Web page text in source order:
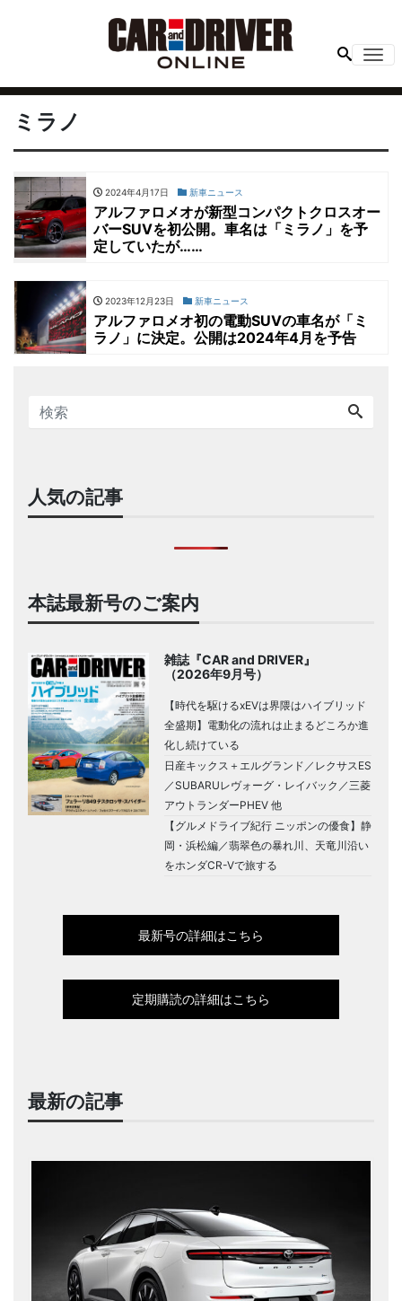
ミラノ
2024年4月17日 新車ニュース
アルファロメオが新型コンパクトクロスオー
バーSUVを初公開。車名は「ミラノ」を予
定していたが……
2023年12月23日 新車ニュース
アルファロメオ初の電動SUVの車名が「ミ
ラノ」に決定。公開は2024年4月を予告
人気の記事
本誌最新号のご案内
雑誌『CAR and DRIVER』
（2026年9月号）
【時代を駆けるxEVは界隈はハイブリッド
全盛期】電動化の流れは止まるどころか進
化し続けている
日産キックス＋エルグランド／レクサスES
／SUBARUレヴォーグ・レイバック／三菱
アウトランダーPHEV 他
【グルメドライブ紀行 ニッポンの優食】静
岡・浜松編／翡翠色の暴れ川、天竜川沿い
をホンダCR-Vで旅する
最新号の詳細はこちら
定期購読の詳細はこちら
最新の記事